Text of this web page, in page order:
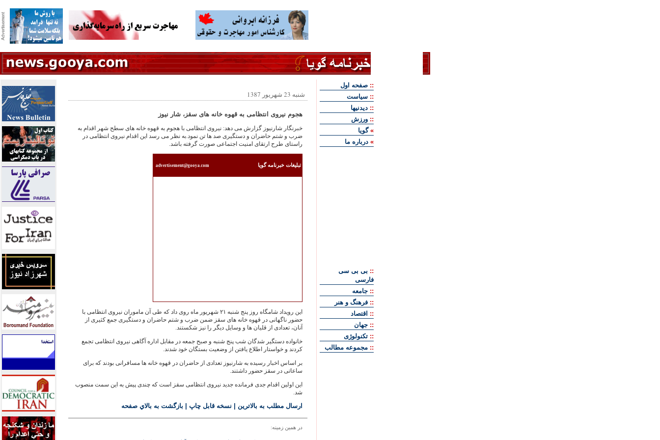
شنبه 23 شهریور 1387
هجوم نيروی انتظامی به قهوه خانه های سقز، شار نيوز
خبرنگار شارنيوز گزارش می دهد: نيروی انتظامی با هجوم به قهوه خانه های سطح شهر اقدام به
ضرب و شتم حاضران و دستگيری صد ها تن نمود.به نظر می رسد اين اقدام نيروی انتظامی در
راستای طرح ارتقای امنيت اجتماعی صورت گرفته باشد.
تبليغات خبرنامه گويا advertisement@gooya.com
اين رويداد شامگاه روز پنج شنبه ۲۱ شهريور ماه روی داد که طی آن ماموران نيروی انتظامی با
حضور ناگهانی در قهوه خانه های سقز ضمن ضرب و شتم حاضران و دستگيری جمع کثيری از
آنان، تعدادی از قليان ها و وسايل ديگر را نيز شکستند.
خانواده دستگير شدگان شب پنج شنبه و صبح جمعه در مقابل اداره آگاهی نيروی انتظامی تجمع
کردند و خواستار اطلاع يافتن از وضعيت بستگان خود شدند.
بر اساس اخبار رسيده به شارنيوز تعدادی از حاضران در قهوه خانه ها مسافرانی بودند که برای
ساعاتی در سقز حضور داشتند.
اين اولين اقدام جدی فرمانده جديد نيروی انتظامی سقز است که چندی پيش به اين سمت منصوب
شد.
ارسال مطلب به بالاترین نسخه قابل چاپ بازگشت به بالاي صفحه
در همين زمينه:
:: صفحه اول
:: سياست
:: ديدنيها
:: ورزش
»گويا
» درباره ما
:: بی بی سی
فارسی
:: جامعه
:: فرهنگ و هنر
:: اقتصاد
:: جهان
:: تکنولوژی
:: مجموعه مطالب